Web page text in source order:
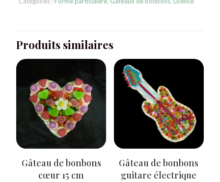
bonbons
Produits similaires
Gâteau de bonbons
cœur 15 cm
Gâteau de bonbons
guitare électrique